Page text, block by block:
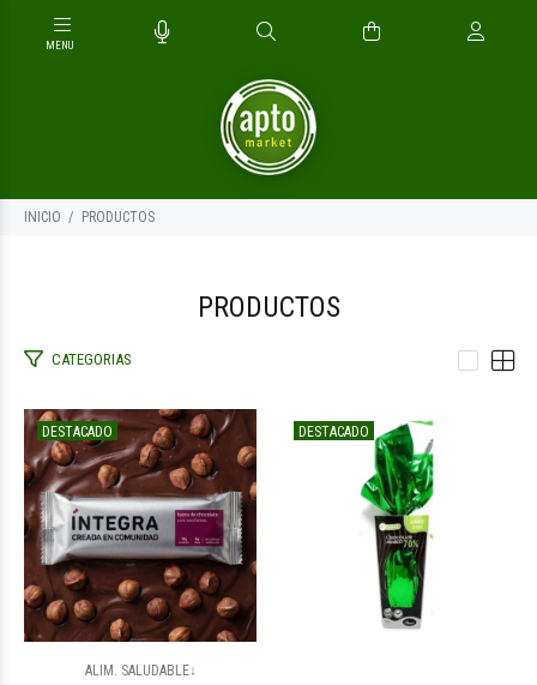
INICIO PRODUCTOS
PRODUCTOS
CATEGORIAS
DESTACADO
ALIM. SALUDABLE↓
DESTACADO